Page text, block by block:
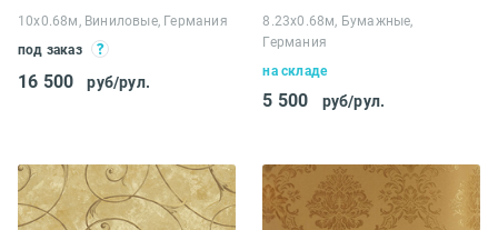
10х0.68м, Виниловые, Германия
под заказ
16 500 руб/рул.
8.23х0.68м, Бумажные,
Германия
на складе
5 500 руб/рул.